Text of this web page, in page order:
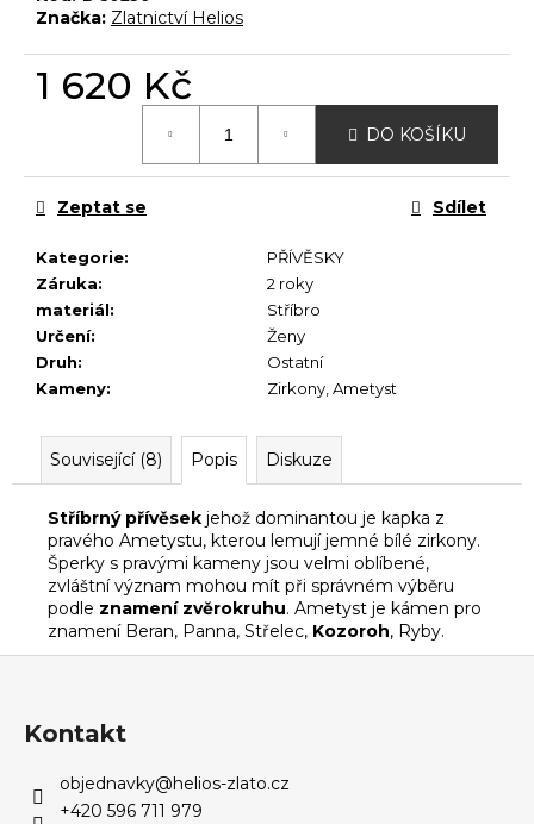
Značka: Zlatnictví Helios
1 620 Kč
DO KOŠÍKU
Kategorie:
PŘÍVĚSKY
Záruka:
2 roky
materiál:
Stříbro
Určení:
Ženy
Druh:
Ostatní
Kameny: Zirkony,Ametyst
Zeptat se Sdílet
Související (8) Popis Diskuze
Stříbrný přívěsek jehož dominantou je kapka z
pravého Ametystu, kterou lemují jemné bílé zirkony.
Šperky s pravými kameny jsou velmi oblíbené,
zvláštní význam mohou mít při správném výběru
podle znamení zvěrokruhu. Ametyst je kámen pro
znamení Beran, Panna, Střelec, Kozoroh, Ryby.
o
p
o
e
e
Kontakt
objednavky@helios-zlato.cz
+420 596 711 979